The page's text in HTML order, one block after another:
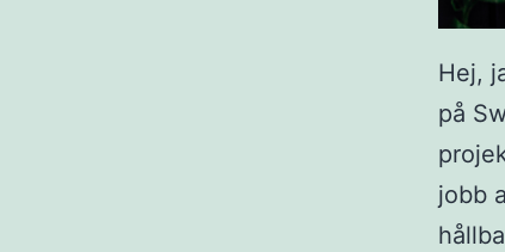
Hej,
på
jobb